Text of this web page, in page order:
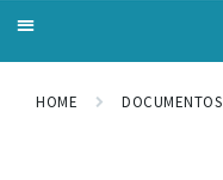
HOME DOCUMENTOS